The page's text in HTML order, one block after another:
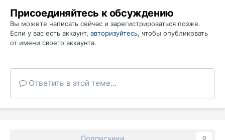
Присоединяйтесь к обсуждению
Вы можете написать сейчас и зарегистрироваться позже.
Если у вас есть аккаунт, авторизуйтесь, чтобы опубликовать
от имени своего аккаунта.
Ответить в этой теме...
Подписчики 0